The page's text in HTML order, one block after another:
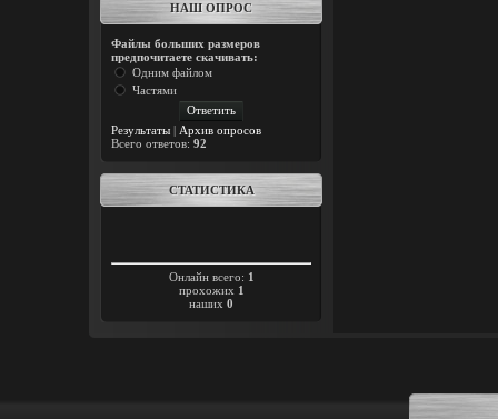
НАШ ОПРОС
Файлы больших размеров
предпочитаете скачивать:
Одним файлом
Частями
Результаты | Архив опросов
Всего ответов: 92
СТАТИСТИКА
Онлайн всего: 1
прохожих 1
наших 0